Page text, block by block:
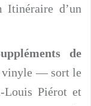
Itinéraire d’un
de
vinyle — sort le
Louis Piérot et